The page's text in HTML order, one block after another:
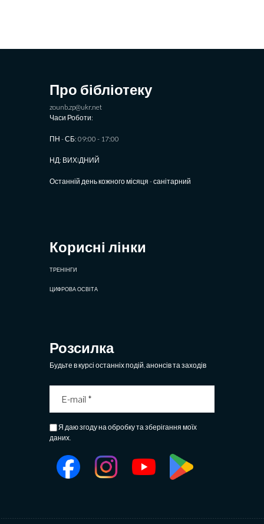
Про бібліотеку
zounb.zp@ukr.net
Часи Роботи:
ПН - СБ: 09:00 - 17:00
НД: ВИХIДНИЙ
Останній день кожного місяця - санітарний
Корисні лінки
ТРЕНІНГИ
ЦИФРОВА ОСВІТА
Розсилка
Будьте в курсі останніх подій, анонсів та заходів
Я даю згоду на обробку та зберігання моїх
даних.